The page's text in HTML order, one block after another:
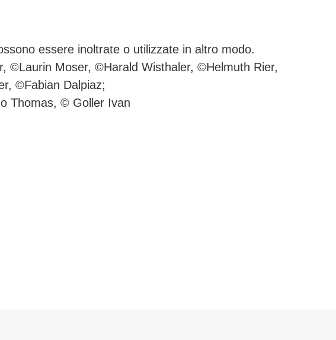
essere inoltrate o utilizzate in altro modo.
©Laurin Moser, ©Harald Wisthaler, ©Helmuth Rier,
©Fabian Dalpiaz;
Thomas, © Goller Ivan